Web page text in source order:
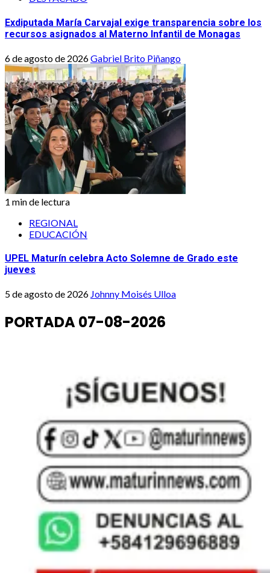
Exdiputada María Carvajal exige transparencia sobre los
recursos asignados al Materno Infantil de Monagas
6 de agosto de 2026Gabriel Brito Piñango
1 min de lectura
REGIONAL
EDUCACIÓN
UPEL Maturín celebra Acto Solemne de Grado este
jueves
5 de agosto de 2026 Johnny Moisés Ulloa
PORTADA 07-08-2026